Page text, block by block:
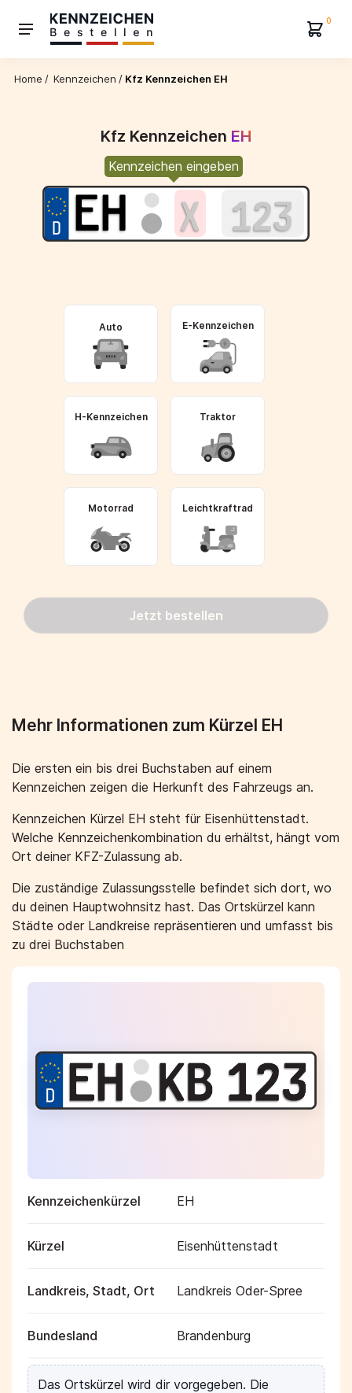
0
Home / Kennzeichen / Kfz Kennzeichen EH
Kfz Kennzeichen EH
Kennzeichen eingeben
Auto E-Kennzeichen
H-Kennzeichen Traktor
Motorrad Leichtkraftrad
Jetzt bestellen
Mehr Informationen zum Kürzel EH
Die ersten ein bis drei Buchstaben auf einem
Kennzeichen zeigen die Herkunft des Fahrzeugs an.
Kennzeichen Kürzel EH steht für Eisenhüttenstadt.
Welche Kennzeichenkombination du erhältst, hängt vom
Ort deiner KFZ-Zulassung ab.
Die zuständige Zulassungsstelle befindet sich dort, wo
du deinen Hauptwohnsitz hast. Das Ortskürzel kann
Städte oder Landkreise repräsentieren und umfasst bis
zu drei Buchstaben
Kennzeichenkürzel EH
Kürzel Eisenhüttenstadt
Landkreis, Stadt, Ort Landkreis Oder-Spree
Bundesland Brandenburg
Das Ortskürzel wird dir vorgegeben. Die